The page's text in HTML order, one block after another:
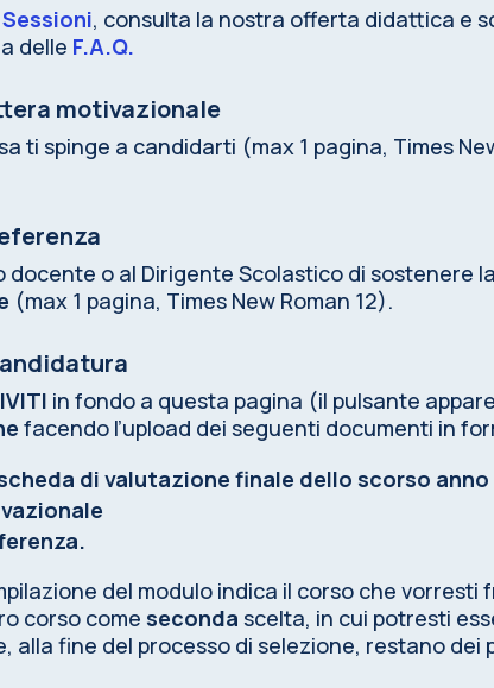
Sessioni, consulta la nostra offerta didattica e
delle F.A.Q.
motivazionale
ti spinge a candidarti (max 1 pagina, Times
docente o al Dirigente Scolastico di sostenere
(max 1 pagina, Times New Roman 12).
in fondo a questa pagina (il pulsante
facendo l’upload dei seguenti documenti in
di valutazione finale dello scorso
del modulo indica il corso che vorresti
corso come seconda scelta, in cui potresti
alla fine del processo di selezione, restano